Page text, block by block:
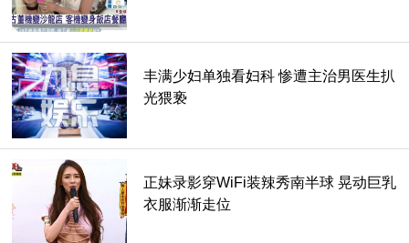
顺利脱困，卡屁男跟消防队员握手致谢。
伊普斯威奇西区警方（Ipswich East Police）则是在推特上
PO出照片，戴著鸭舌帽的男子卡在秋千里，被救出之后开心
地跟消防员握手合照，照片中可以看到，大约出动了2到3名
消防队员。
推特上的贴文也提到，这名青少年没有受伤，只是感到非常尴
尬而已，警方发言人也提到，最后这个秋千顺利被组装回去，
没有受到破坏，另外也在另一则推特贴文劝导大家，「一定要
丰满少妇单独看妇科 惨遭主治男医生扒
光猥亵
正妹录影穿WiFi装辣秀南半球 晃动巨乳
衣服渐渐走位